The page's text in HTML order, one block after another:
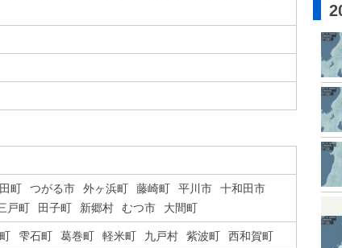
町 つがる市 外ヶ浜町 藤崎町 平川市
十和田市
戸町 田子町 新郷村 むつ市 大間町
雫石町 葛巻町 軽米町 九戸村 紫波町 西和賀町